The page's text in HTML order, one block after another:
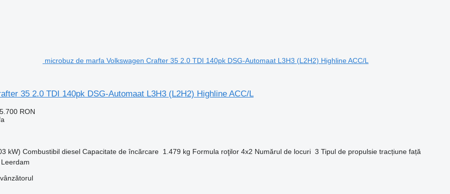
microbuz de marfa Volkswagen Crafter 35 2.0 TDI 140pk DSG-Automaat L3H3 (L2H2) Highline ACC/L
35 2.0 TDI 140pk DSG-Automaat L3H3 (L2H2) Highline ACC/L
RON
kW) Combustibil diesel Capacitate de încărcare 1.479 kg Formula roţilor 4x2 Numărul de locuri 3 Tipul de propulsie tracțiune față